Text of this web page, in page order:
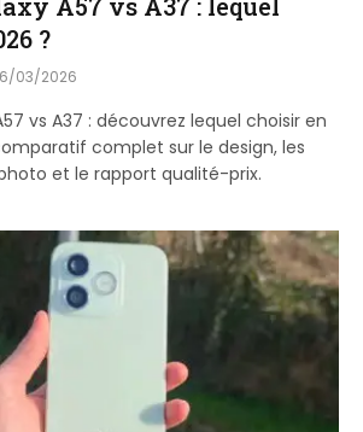
?
03/2026
vs A37 : découvrez lequel choisir en
complet sur le design, les
et le rapport qualité-prix.